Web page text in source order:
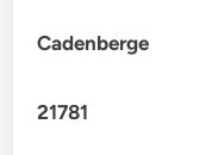
Cadenberge
21781